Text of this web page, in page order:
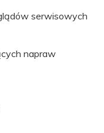
serwisowych
napraw